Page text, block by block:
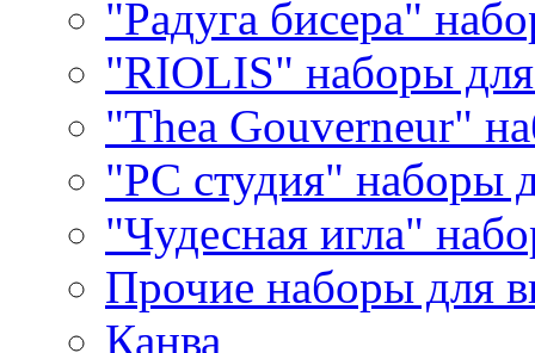
"Радуга бисера"
"RIOLIS" наборы
"Thea Gouverneur"
"РС студия" наборы
"Чудесная игла"
Прочие наборы для
Канва